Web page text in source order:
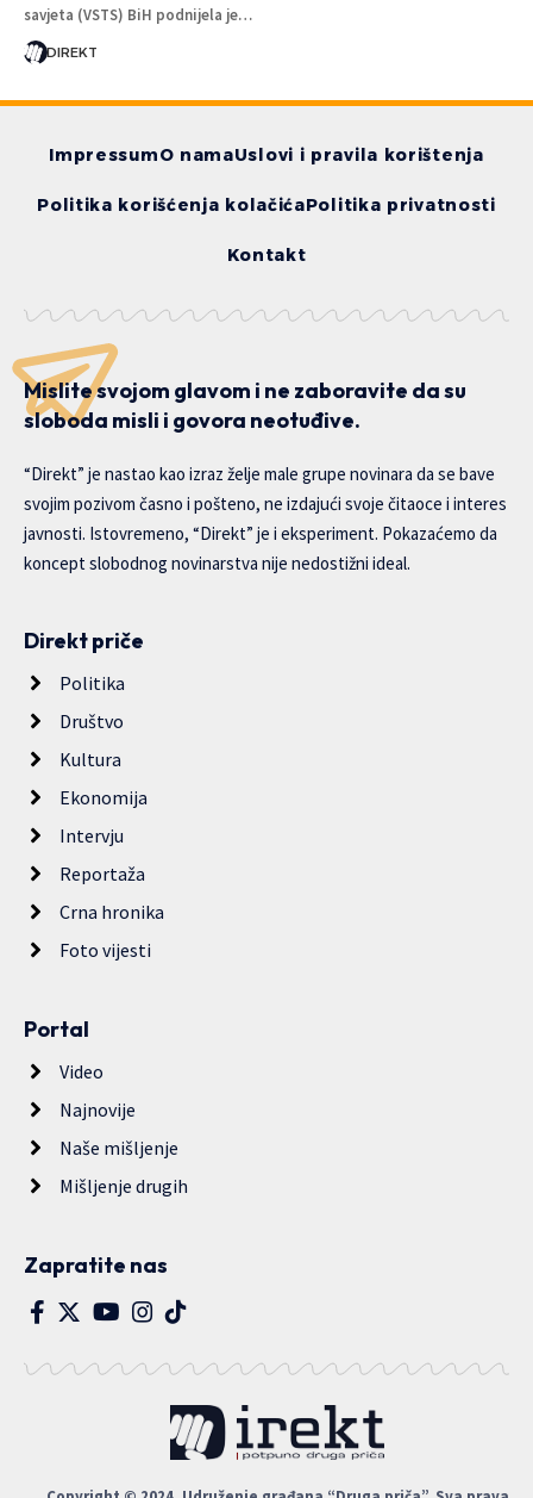
savjeta (VSTS) BiH podnijela je…
DIREKT
ImpressumO namaUslovi i pravila korištenja
Politika korišćenja kolačićaPolitika privatnosti
Kontakt
Mislite svojom glavom i ne zaboravite da su
sloboda misli i govora neotuđive.
“Direkt” je nastao kao izraz želje male grupe novinara da se bave
svojim pozivom časno i pošteno, ne izdajući svoje čitaoce i interes
javnosti. Istovremeno, “Direkt” je i eksperiment. Pokazaćemo da
koncept slobodnog novinarstva nije nedostižni ideal.
Direkt priče
Politika
Društvo
Kultura
Ekonomija
Intervju
Reportaža
Crna hronika
Foto vijesti
Portal
Video
Najnovije
Naše mišljenje
Mišljenje drugih
Zapratite nas